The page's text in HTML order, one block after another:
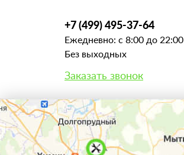
+7 (499) 495-37-64
Ежедневно: с 8:00 до 22:00
Без выходных
Заказать звонок